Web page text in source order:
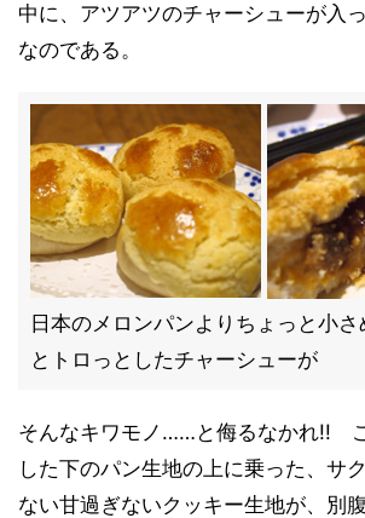
中に、アツアツのチャーシューが入
なのである。
日本のメロンパンよりちょっと小
とトロっとしたチャーシューが
そんなキワモノ……と侮るなかれ!!
した下のパン生地の上に乗った、サ
ない甘過ぎないクッキー生地が、別